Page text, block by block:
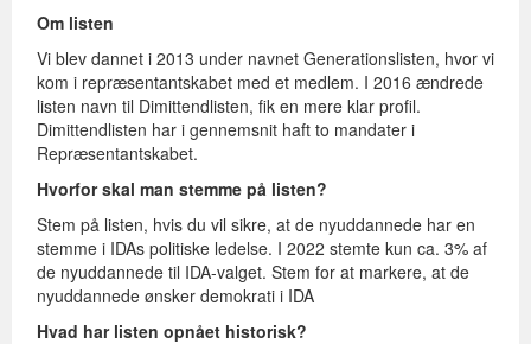
Om listen
Vi blev dannet i 2013 under navnet Generationslisten, hvor vi
kom i repræsentantskabet med et medlem. I 2016 ændrede
listen navn til Dimittendlisten, fik en mere klar profil.
Dimittendlisten har i gennemsnit haft to mandater i
Repræsentantskabet.
Hvorfor skal man stemme på listen?
Stem på listen, hvis du vil sikre, at de nyuddannede har en
stemme i IDAs politiske ledelse. I 2022 stemte kun ca. 3% af
de nyuddannede til IDA-valget. Stem for at markere, at de
nyuddannede ønsker demokrati i IDA
Hvad har listen opnået historisk?